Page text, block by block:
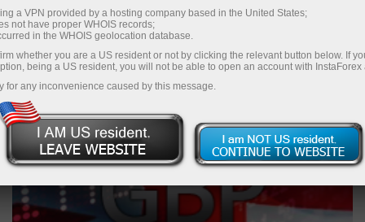
a VPN provided by a hosting company based in the United States;
not have proper WHOIS records;
in the WHOIS geolocation database.
whether you are a US resident or not by clicking the relevant button below. If
being a US resident, you will not be able to open an account with InstaForex
for any inconvenience caused by this message.